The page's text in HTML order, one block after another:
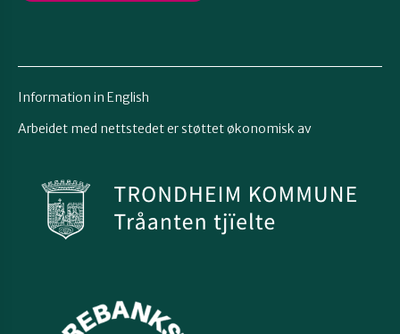
Information in English
Arbeidet med nettstedet er støttet økonomisk av